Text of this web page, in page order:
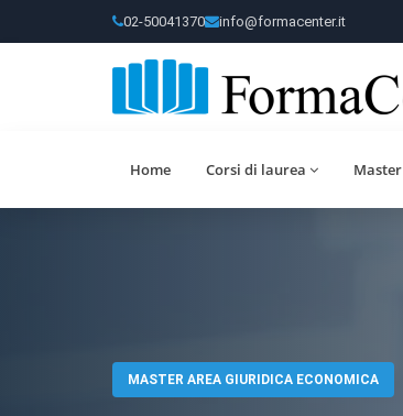
02-50041370 info@formacenter.it
Home Corsi di laurea Master
MASTER AREA GIURIDICA ECONOMICA